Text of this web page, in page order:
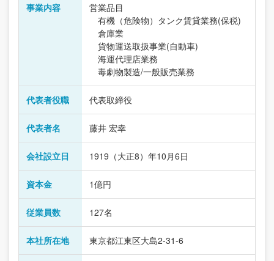
事業内容
営業品目
有機（危険物）タンク賃貸業務(保税)
倉庫業
貨物運送取扱事業(自動車)
海運代理店業務
毒劇物製造/一般販売業務
代表者役職 代表取締役
代表者名 藤井 宏幸
会社設立日 1919（大正8）年10月6日
資本金 1億円
従業員数 127名
本社所在地 東京都江東区大島2-31-6